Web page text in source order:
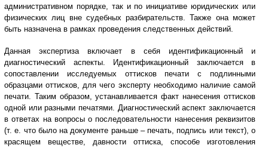
административном порядке, так и по инициативе юридических или
физических лиц вне судебных разбирательств. Также она может
быть назначена в рамках проведения следственных действий.
Данная экспертиза включает в себя идентификационный и
диагностический аспекты. Идентификационный заключается в
сопоставлении исследуемых оттисков печати с подлинными
образцами оттисков, для чего эксперту необходимо наличие самой
печати. Таким образом, устанавливается факт нанесения оттисков
одной или разными печатями. Диагностический аспект заключается
в ответах на вопросы о последовательности нанесения реквизитов
(т. е. что было на документе раньше – печать, подпись или текст), о
красящем веществе, давности оттиска, способе изготовления